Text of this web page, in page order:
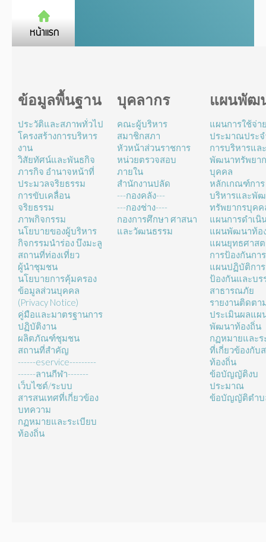
ข้อมูลพื้นฐาน
ประวัติและสภาพทั่วไป
โครงสร้างการบริหาร
งาน
วิสัยทัศน์และพันธกิจ
ภารกิจ อำนาจหน้าที่
ประมวลจริยธรรม
การขับเคลื่อน
จริยธรรม
ภาพกิจกรรม
นโยบายของผู้บริหาร
กิจกรรมนำร่อง บึงมะลู
สถานที่ท่องเที่ยว
ผู้นำชุมชน
นโยบายการคุ้มครอง
ข้อมูลส่วนบุคคล
(Privacy Notice)
คู่มือและมาตรฐานการ
ปฏิบัติงาน
ผลิตภัณฑ์ชุมชน
สถานที่สำคัญ
------eservice---------
------ลานกีฬา-------
เว็บไซต์/ระบบ
สารสนเทศที่เกี่ยวข้อง
บทความ
กฏหมายและระเบียบ
ท้องถิ่น
บุคลากร
คณะผู้บริหาร
สมาชิกสภา
หัวหน้าส่วนราชการ
หน่วยตรวจสอบ
ภายใน
สำนักงานปลัด
---กองคลัง---
---กองช่าง----
กองการศึกษา ศาสนา
และวัฒนธรรม
แผนพัฒ
แผนการใช้จ่า
ประมาณประ
การบริหารแล
พัฒนาทรัพยา
บุคคล
หลักเกณฑ์การ
บริหารและพั
ทรัพยากรบุคค
แผนการดำเนิ
แผนพัฒนาท้อ
แผนยุทธศาส
การป้องกันกา
แผนปฏิบัติการ
ป้องกันและบร
สาธารณภัย
รายงานติดตา
ประเมินผลแผ
พัฒนาท้องถิ่น
กฏหมายและร
ที่เกี่ยวข้องกับ
ท้องถิ่น
ข้อบัญญัติงบ
ประมาณ
ข้อบัญญัติตำบ